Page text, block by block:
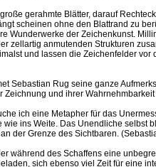
gerahmte Blätter, darauf
scheinen ohne den Blattrand zu
Wunderwerke der Zeichenkunst.
zellartig anmutenden Strukturen
und lassen die Zeichenfelder vor
Sebastian Rug seine ganze
Zeichnung und ihrer
ich eine Metapher für das
wie ins Weite. Das Unendliche selbst
der Grenze des Sichtbaren.
während des Schaffens eine
sich ebenso viel Zeit für eine